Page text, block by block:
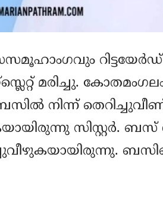
മരിച്ചു.
നിന്ന്
സിസ്റ്റര്‍.